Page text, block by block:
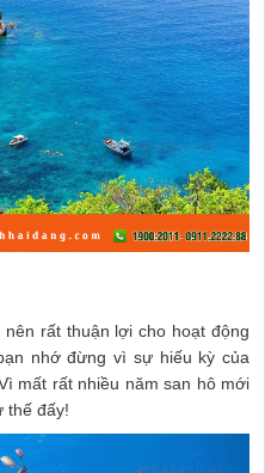
rất thuận lợi cho hoạt động
nhớ đừng vì sự hiếu kỳ của
mất rất nhiều năm san hô mới
thế đấy!